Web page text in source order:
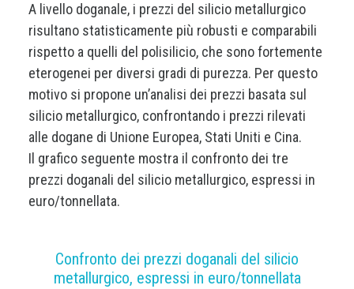
A livello doganale, i prezzi del silicio metallurgico
risultano statisticamente più robusti e comparabili
rispetto a quelli del polisilicio, che sono fortemente
eterogenei per diversi gradi di purezza. Per questo
motivo si propone un’analisi dei prezzi basata sul
silicio metallurgico, confrontando i prezzi rilevati
alle dogane di Unione Europea, Stati Uniti e Cina.
Il grafico seguente mostra il confronto dei tre
prezzi doganali del silicio metallurgico, espressi in
euro/tonnellata.
Confronto dei prezzi doganali del silicio
metallurgico, espressi in euro/tonnellata